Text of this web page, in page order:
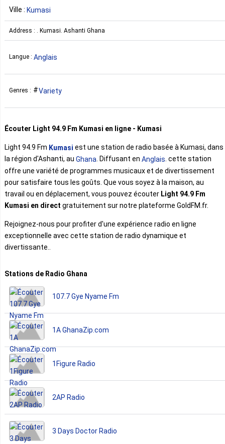
Ville : Kumasi
Address : . Kumasi. Ashanti Ghana
Langue : Anglais
Genres : Variety
Écouter Light 94.9 Fm Kumasi en ligne - Kumasi
Light 94.9 Fm Kumasi est une station de radio basée à Kumasi, dans
la région d'Ashanti, au Ghana. Diffusant en Anglais. cette station
offre une variété de programmes musicaux et de divertissement
pour satisfaire tous les goûts. Que vous soyez à la maison, au
travail ou en déplacement, vous pouvez écouter Light 94.9 Fm
Kumasi en direct gratuitement sur notre plateforme GoldFM.fr.
Rejoignez-nous pour profiter d'une expérience radio en ligne
exceptionnelle avec cette station de radio dynamique et
divertissante..
Stations de Radio Ghana
107.7 Gye Nyame Fm
1A GhanaZip.com
1Figure Radio
2AP Radio
3 Days Doctor Radio